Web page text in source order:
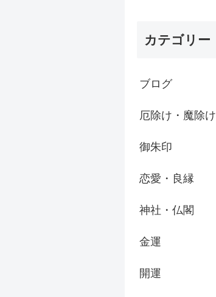
カテゴリー
ブログ
厄除け・魔除け
御朱印
恋愛・良縁
神社・仏閣
金運
開運